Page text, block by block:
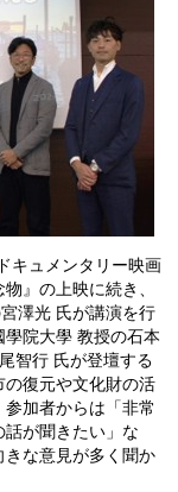
キュメンタリー映画
』の上映に続き、
澤光 氏が講演を行
院大學 教授の石本
智行 氏が登壇する
復元や文化財の活
加者からは「非常
が聞きたい」な
な意見が多く聞か